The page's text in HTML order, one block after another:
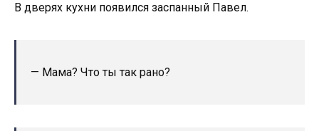
В дверях кухни появился заспанный Павел.
— Мама? Что ты так рано?